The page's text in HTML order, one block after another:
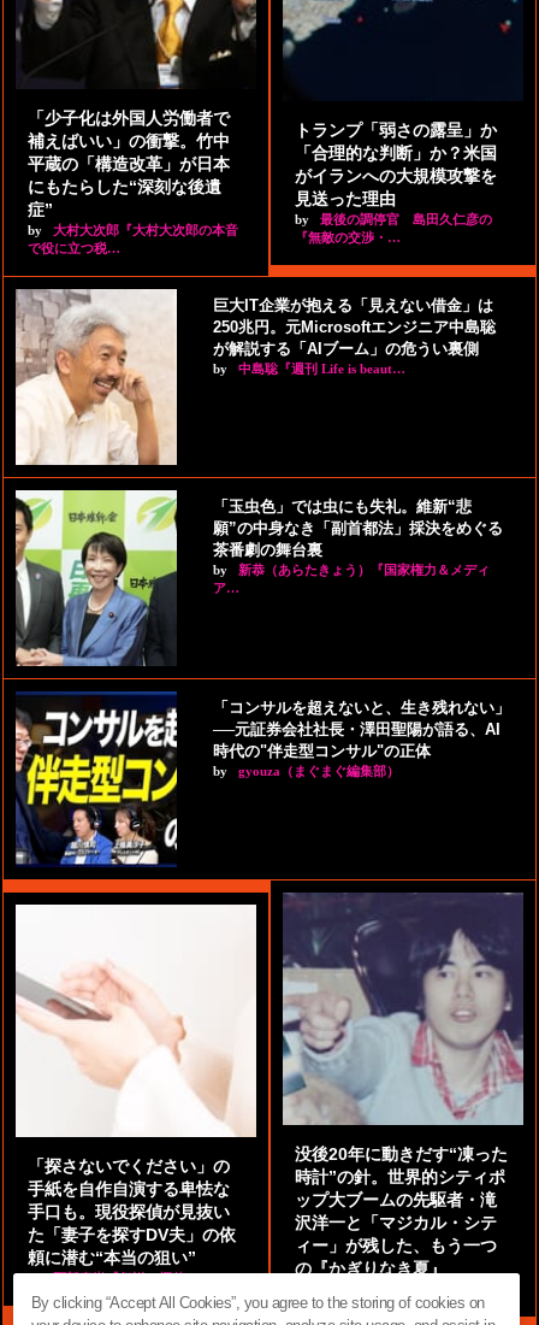
「少子化は外国人労働者で
補えばいい」の衝撃。竹中
平蔵の「構造改革」が日本
にもたらした“深刻な後遺
症”
by
大村大次郎『大村大次郎の本音
で役に立つ税…
トランプ「弱さの露呈」か
「合理的な判断」か？米国
がイランへの大規模攻撃を
見送った理由
by
最後の調停官 島田久仁彦の
『無敵の交渉・…
巨大IT企業が抱える「見えない借金」は
250兆円。元Microsoftエンジニア中島聡
が解説する「AIブーム」の危うい裏側
by 中島聡『週刊 Life is beaut…
「玉虫色」では虫にも失礼。維新“悲
願”の中身なき「副首都法」採決をめぐる
茶番劇の舞台裏
by
新恭（あらたきょう）『国家権力＆メディ
ア…
「コンサルを超えないと、生き残れない」
──元証券会社社長・澤田聖陽が語る、AI
時代の"伴走型コンサル"の正体
by gyouza（まぐまぐ編集部）
「探さないでください」の
手紙を自作自演する卑怯な
手口も。現役探偵が見抜い
た「妻子を探すDV夫」の依
頼に潜む“本当の狙い”
by 阿部泰尚『伝説の探偵』
没後20年に動きだす“凍った
時計”の針。世界的シティポ
ップ大ブームの先駆者・滝
沢洋一と「マジカル・シテ
ィー」が残した、もう一つ
の『かぎりなき夏』
By clicking “Accept All Cookies”, you agree to the storing of cookies on